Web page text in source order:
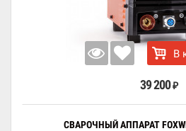
В
39 200 ₽
СВАРОЧНЫЙ АППАРАТ